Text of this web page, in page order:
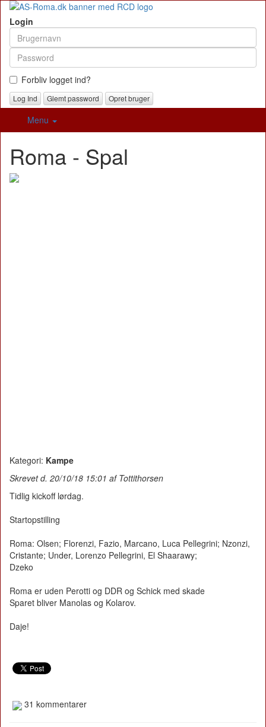
Login
Forbliv logget ind?
Glemt password Opret bruger
Menu
Roma - Spal
Kategori: Kampe
Skrevet d. 20/10/18 15:01 af Tottithorsen
Tidlig kickoff lørdag.
Startopstilling
Roma: Olsen; Florenzi, Fazio, Marcano, Luca Pellegrini; Nzonzi,
Cristante; Under, Lorenzo Pellegrini, El Shaarawy;
Dzeko
Roma er uden Perotti og DDR og Schick med skade
Sparet bliver Manolas og Kolarov.
Daje!
31 kommentarer